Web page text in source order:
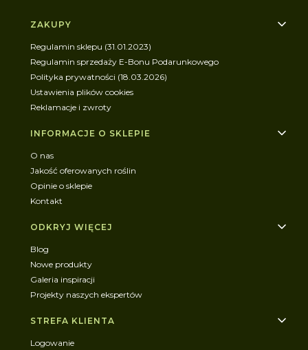
Linki w stopce
ZAKUPY
Regulamin sklepu (31.01.2023)
Regulamin sprzedaży E-Bonu Podarunkowego
Polityka prywatności (18.03.2026)
Ustawienia plików cookies
Reklamacje i zwroty
INFORMACJE O SKLEPIE
O nas
Jakość oferowanych roślin
Opinie o sklepie
Kontakt
ODKRYJ WIĘCEJ
Blog
Nowe produkty
Galeria inspiracji
Projekty naszych ekspertów
STREFA KLIENTA
Logowanie